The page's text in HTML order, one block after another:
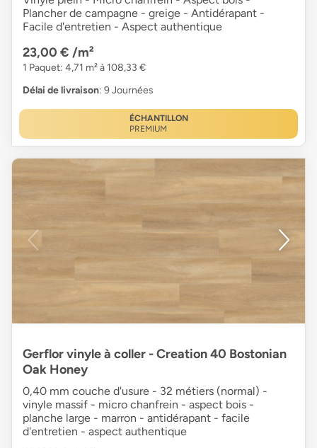
Plancher de campagne - greige - Antidérapant -
Facile d'entretien - Aspect authentique
23,00 € /m²
1 Paquet: 4,71 m² à 108,33 €
Délai de livraison: 9 Journées
ÉCHANTILLON
PREMIUM
Gerflor vinyle à coller - Creation 40 Bostonian
Oak Honey
0,40 mm couche d'usure - 32 métiers (normal) -
vinyle massif - micro chanfrein - aspect bois -
planche large - marron - antidérapant - facile
d'entretien - aspect authentique